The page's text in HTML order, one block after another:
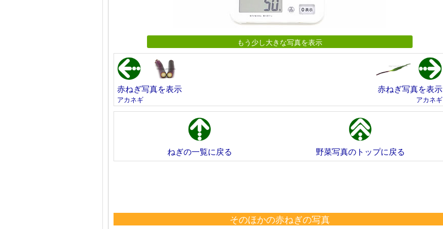
もう少し大きな写真を表示
赤ねぎ写真を表示
アカネギ
赤ねぎ写真を表示
アカネギ
ねぎの一覧に戻る 野菜写真のトップに戻る
そのほかの赤ねぎの写真